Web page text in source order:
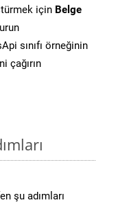
için Belge
sınıfı örneğinin
çağırın
şu adımları